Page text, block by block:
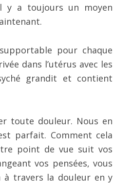
y a toujours un moyen
pour chaque
dans l’utérus avec les
grandit et contient
toute douleur. Nous en
parfait. Comment cela
point de vue suit vos
vos pensées, vous
à travers la douleur en y